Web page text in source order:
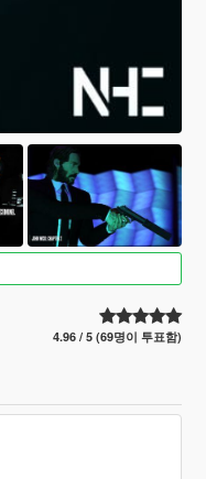
4.96 / 5 (69명이 투표함)